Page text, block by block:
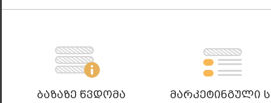
Ბაზაზე Წვდომა Მარკეტინგული